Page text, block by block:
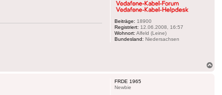
Beiträge: 18900
Registriert: 12.06.2008, 16:57
Wohnort: Alfeld (Leine)
Bundesland: Niedersachsen
FRDE 1965
Newbie